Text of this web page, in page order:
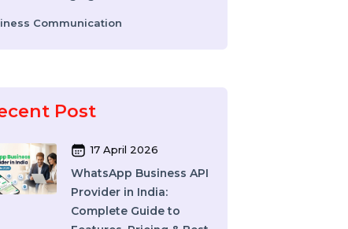
Digital Tools
Recent Post
17 April 2026